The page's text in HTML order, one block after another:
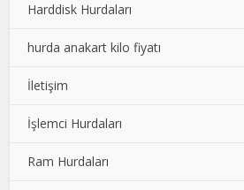
Harddisk Hurdaları
hurda anakart kilo fiyatı
İletişim
İşlemci Hurdaları
Ram Hurdaları